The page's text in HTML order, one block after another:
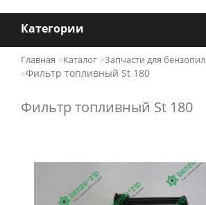
Категории
Главная Каталог Запчасти для бензопил
Фильтр топливный St 180
Фильтр топливный St 180